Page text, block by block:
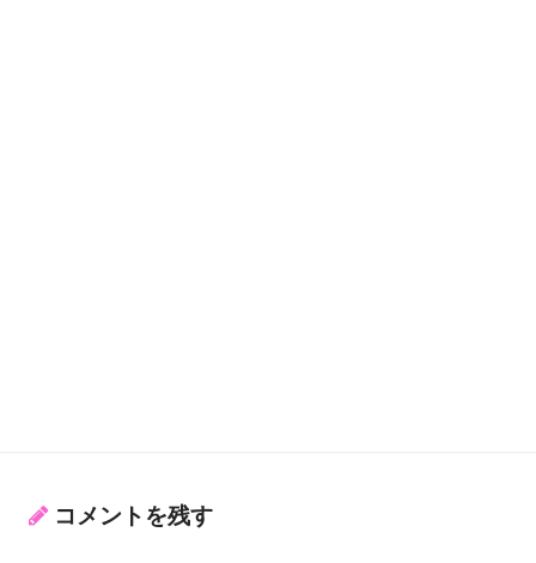
コメントを残す